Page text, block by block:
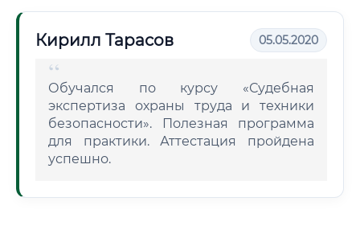
Кирилл Тарасов 05.05.2020
Обучался по курсу «Судебная
экспертиза охраны труда и техники
безопасности». Полезная программа
для практики. Аттестация пройдена
успешно.